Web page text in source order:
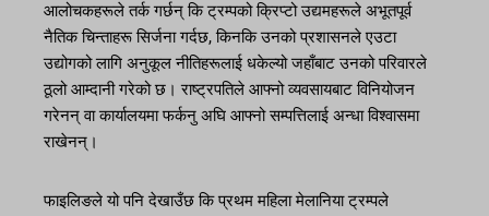
आलोचकहरूले तर्क गर्छन् कि ट्रम्पको क्रिप्टो उद्यमहरूले अभूतपूर्व
नैतिक चिन्ताहरू सिर्जना गर्दछ, किनकि उनको प्रशासनले एउटा
उद्योगको लागि अनुकूल नीतिहरूलाई धकेल्यो जहाँबाट उनको परिवारले
ठूलो आम्दानी गरेको छ। राष्ट्रपतिले आफ्नो व्यवसायबाट विनियोजन
गरेनन् वा कार्यालयमा फर्कनु अघि आफ्नो सम्पत्तिलाई अन्धा विश्वासमा
राखेनन्।
फाइलिङले यो पनि देखाउँछ कि प्रथम महिला मेलानिया ट्रम्पले